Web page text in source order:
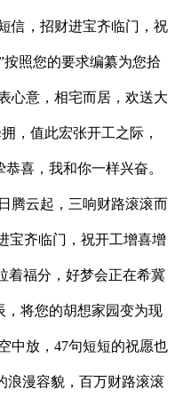
信，招财进宝齐临门，祝
照您的要求编纂为您拾
心意，相宅而居，欢送大
，值此宏张开工之际，
喜，我和你一样兴奋。
腾云起，三响财路滚滚而
宝齐临门，祝开工增喜增
着福分，好梦会正在希冀
将您的胡想家园变为现
中放，47句短短的祝愿也
浪漫容貌，百万财路滚滚